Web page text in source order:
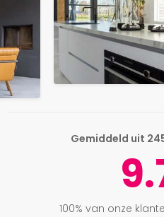
Gemiddeld uit
100% van onze